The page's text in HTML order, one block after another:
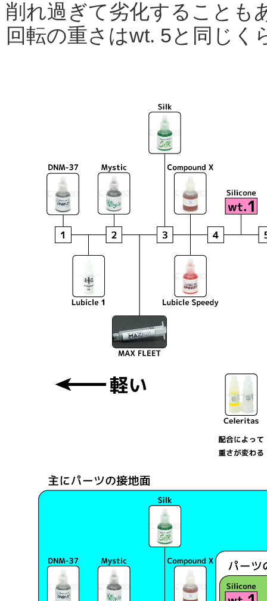
削れ過ぎて劣化することも
回転の重さはwt. 5と同じく